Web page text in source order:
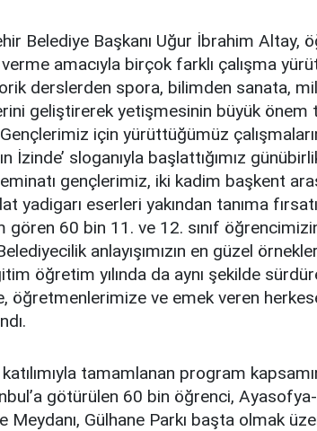
Belediye Başkanı Uğur İbrahim Altay,
amacıyla birçok farklı çalışma
derslerden spora, bilimden sanata,
geliştirerek yetişmesinin büyük önem
için yürüttüğümüz
İzinde’ sloganıyla başlattığımız
teminatı gençlerimiz, iki kadim başkent
yadigarı eserleri yakından tanıma fırsatı
gören 60 bin 11. ve 12. sınıf
anlayışımızın en güzel
öğretim yılında da aynı şekilde
öğretmenlerimize ve emek veren
tamamlanan program
götürülen 60 bin öğrenci,
Meydanı, Gülhane Parkı başta olmak